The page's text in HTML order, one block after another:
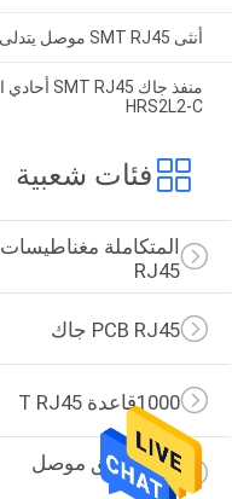
أنثى SMT RJ45 موصل يتدلى PCB تسعى نوع MJ88-XX11-HRVS3-1
HRS2L2-C
فئات شعبية
المتكاملة مغناطيسات
RJ45
PCB RJ45 جاك
1000قاعدة T RJ45
زاوية الحق موصل
RJ45